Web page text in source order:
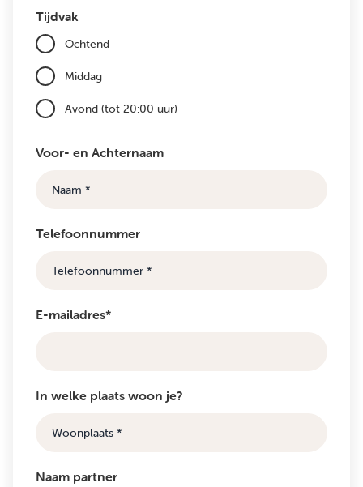
Tijdvak
Ochtend
Middag
Avond (tot 20:00 uur)
Voor- en Achternaam
Telefoonnummer
E-mailadres*
In welke plaats woon je?
Naam partner